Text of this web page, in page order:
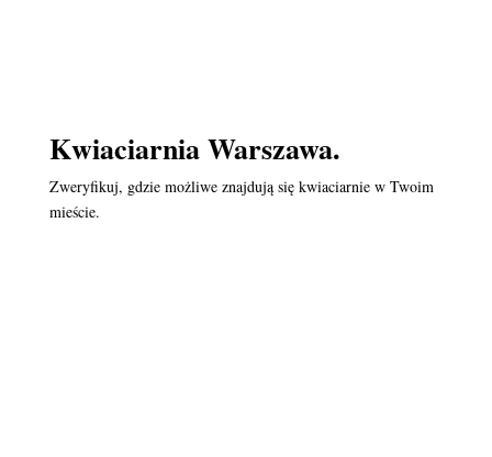
Kwiaciarnia Warszawa.
Zweryfikuj, gdzie możliwe znajdują się kwiaciarnie w Twoim
mieście.